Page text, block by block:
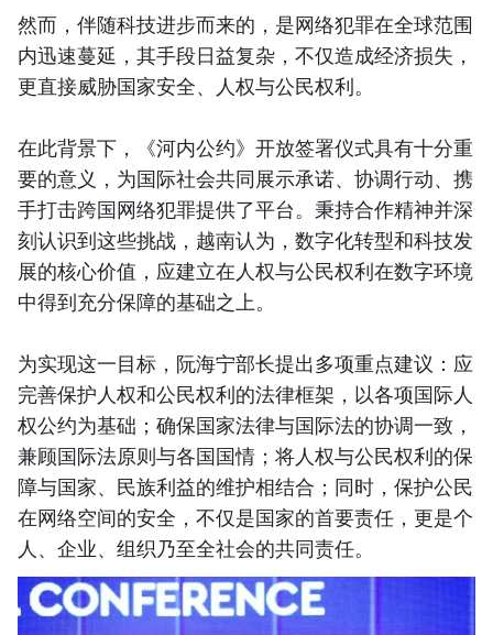
然而，伴随科技进步而来的，是网络犯罪在全球范围
内迅速蔓延，其手段日益复杂，不仅造成经济损失，
更直接威胁国家安全、人权与公民权利。
在此背景下，《河内公约》开放签署仪式具有十分重
要的意义，为国际社会共同展示承诺、协调行动、携
手打击跨国网络犯罪提供了平台。秉持合作精神并深
刻认识到这些挑战，越南认为，数字化转型和科技发
展的核心价值，应建立在人权与公民权利在数字环境
中得到充分保障的基础之上。
为实现这一目标，阮海宁部长提出多项重点建议：应
完善保护人权和公民权利的法律框架，以各项国际人
权公约为基础；确保国家法律与国际法的协调一致，
兼顾国际法原则与各国国情；将人权与公民权利的保
障与国家、民族利益的维护相结合；同时，保护公民
在网络空间的安全，不仅是国家的首要责任，更是个
人、企业、组织乃至全社会的共同责任。